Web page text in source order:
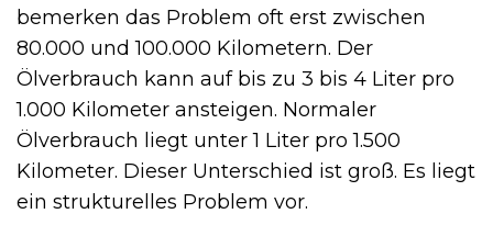
bemerken das Problem oft erst zwischen
80.000 und 100.000 Kilometern. Der
Ölverbrauch kann auf bis zu 3 bis 4 Liter pro
1.000 Kilometer ansteigen. Normaler
Ölverbrauch liegt unter 1 Liter pro 1.500
Kilometer. Dieser Unterschied ist groß. Es liegt
ein strukturelles Problem vor.